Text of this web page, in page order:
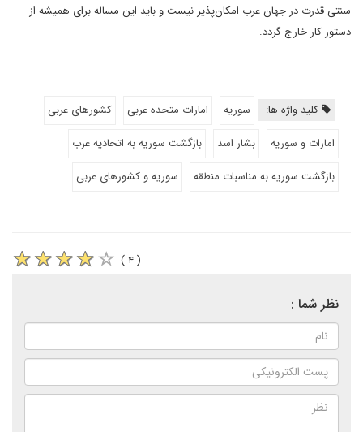
سنتی قدرت در جهان عرب امکان‌پذیر نیست و باید این مساله برای همیشه از
دستور کار خارج گردد.
کلید واژه ها: سوریه امارات متحده عربی
کشورهای عربی
امارات و سوریه
بشار اسد
بازگشت سوریه به اتحادیه عرب
بازگشت سوریه به مناسبات منطقه
سوریه و کشورهای عربی
( ۴ )
نظر شما :